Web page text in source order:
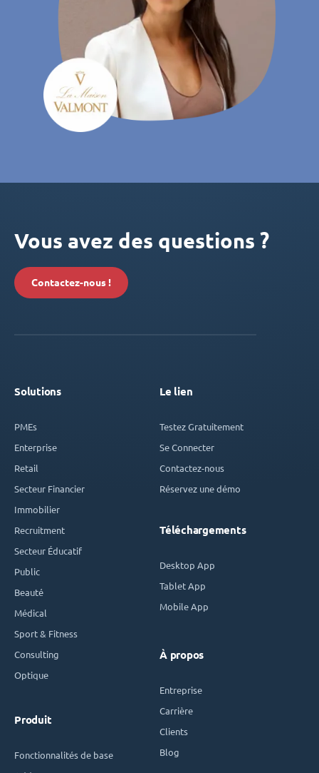
Vous avez des questions ?
Contactez-nous !
Solutions
PMEs
Enterprise
Retail
Secteur Financier
Immobilier
Recruitment
Secteur Éducatif
Public
Beauté
Médical
Sport & Fitness
Consulting
Optique
Produit
Fonctionnalités de base
Le lien
Testez Gratuitement
Se Connecter
Contactez-nous
Réservez une démo
Téléchargements
Desktop App
Tablet App
Mobile App
À propos
Entreprise
Carrière
Clients
Blog